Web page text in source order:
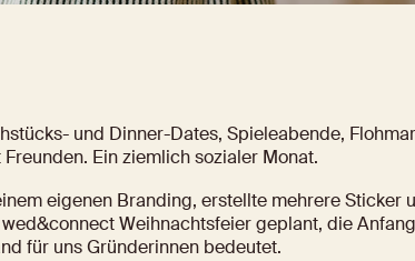
und Dinner-Dates, Spieleabende,
Ein ziemlich sozialer Monat.
eigenen Branding, erstellte mehrere Sticker
wed&connect Weihnachtsfeier geplant, die
für uns Gründerinnen bedeutet.